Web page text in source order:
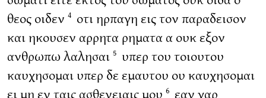
θεος οιδεν 4 οτι ηρπαγη εις τον παραδεισον
και ηκουσεν αρρητα ρηματα α ουκ εξον
ανθρωπω λαλησαι 5 υπερ του τοιουτου
καυχησομαι υπερ δε εμαυτου ου καυχησομαι
ει μη εν ταις ασθενειαις μου 6 εαν γαρ